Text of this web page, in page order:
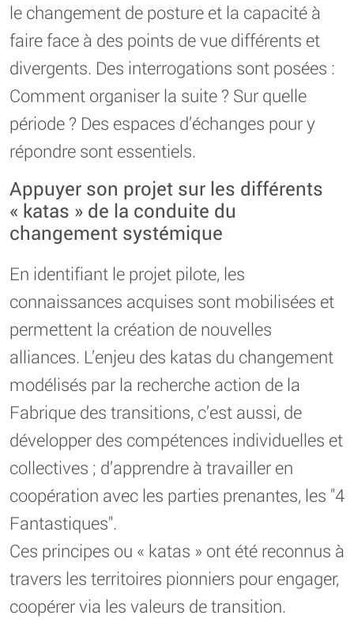
le changement de posture et la capacité à
faire face à des points de vue différents et
divergents. Des interrogations sont posées :
Comment organiser la suite ? Sur quelle
période ? Des espaces d’échanges pour y
répondre sont essentiels.
Appuyer son projet sur les différents
« katas » de la conduite du
changement systémique
En identifiant le projet pilote, les
connaissances acquises sont mobilisées et
permettent la création de nouvelles
alliances. L’enjeu des katas du changement
modélisés par la recherche action de la
Fabrique des transitions, c’est aussi, de
développer des compétences individuelles et
collectives ; d’apprendre à travailler en
coopération avec les parties prenantes, les "4
Fantastiques".
Ces principes ou « katas » ont été reconnus à
travers les territoires pionniers pour engager,
coopérer via les valeurs de transition.